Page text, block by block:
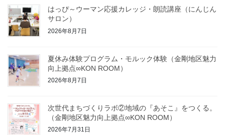
はっぴ～ウーマン応援カレッジ・朗読講座（にんじん
サロン）
2026年8月7日
夏休み体験プログラム・モルック体験（金剛地区魅力
向上拠点∞KON ROOM）
2026年8月7日
次世代まちづくりラボ②地域の『あそこ』をつくる。
（金剛地区魅力向上拠点∞KON ROOM）
2026年7月31日